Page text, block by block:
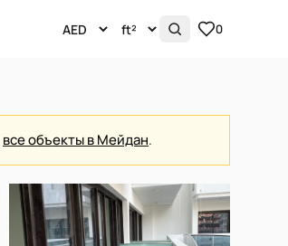
0
все объекты в Мейдан.